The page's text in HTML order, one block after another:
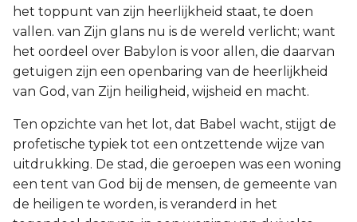
het toppunt van zijn heerlijkheid staat, te doen
vallen. van Zijn glans nu is de wereld verlicht; want
het oordeel over Babylon is voor allen, die daarvan
getuigen zijn een openbaring van de heerlijkheid
van God, van Zijn heiligheid, wijsheid en macht.
Ten opzichte van het lot, dat Babel wacht, stijgt de
profetische typiek tot een ontzettende wijze van
uitdrukking. De stad, die geroepen was een woning
een tent van God bij de mensen, de gemeente van
de heiligen te worden, is veranderd in het